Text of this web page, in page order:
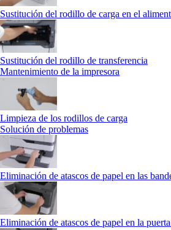
Sustitución del rodillo de carga en el
Sustitución del rodillo de transferencia
Mantenimiento de la impresora
Limpieza de los rodillos de carga
Solución de problemas
Eliminación de atascos de papel en las
Eliminación de atascos de papel en la